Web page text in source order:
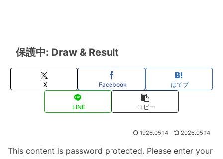
保護中: Draw & Result
X Facebook はてブ
LINE コピー
1926.05.14 2026.05.14
This content is password protected. Please enter your